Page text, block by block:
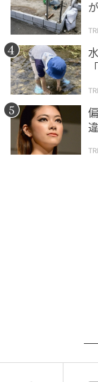
次の記事
入院
も弱